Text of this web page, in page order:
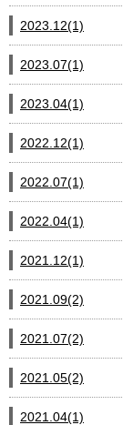
2023.12(1)
2023.07(1)
2023.04(1)
2022.12(1)
2022.07(1)
2022.04(1)
2021.12(1)
2021.09(2)
2021.07(2)
2021.05(2)
2021.04(1)